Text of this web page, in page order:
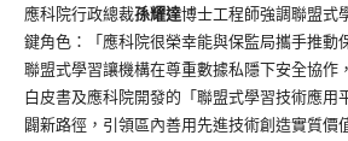
應科院行政總裁孫耀達博士工程師強調聯盟式
鍵角色：「應科院很榮幸能與保監局攜手推動
聯盟式學習讓機構在尊重數據私隱下安全協作
白皮書及應科院開發的「聯盟式學習技術應用
闢新路徑，引領區內善用先進技術創造實質價